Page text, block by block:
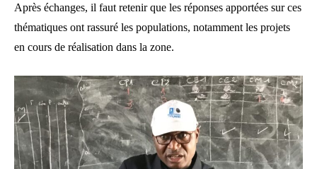
Après échanges, il faut retenir que les réponses apportées sur ces
thématiques ont rassuré les populations, notamment les projets
en cours de réalisation dans la zone.